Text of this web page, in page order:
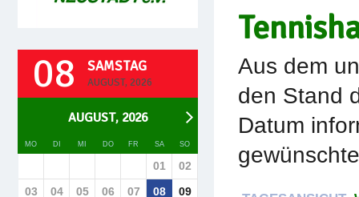
08 SAMSTAG
AUGUST, 2026
AUGUST, 2026
MO DI MI DO FR SA SO
01
02
03
04 05 06 07 08
09
Aus dem
den Stand
Datum